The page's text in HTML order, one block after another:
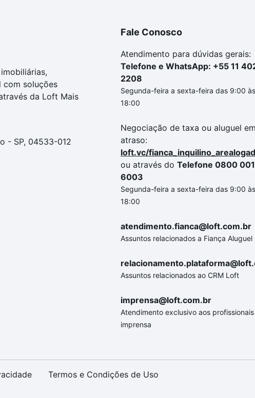
com soluções
da Loft Mais
- SP, 04533-012
Fale Conosco
Atendimento para dúvidas gerais:
Telefone e WhatsApp: +55 11
2208
Segunda-feira a sexta-feira das 9:00 às
18:00
Negociação de taxa ou aluguel em
atraso:
loft.vc/
ou através do Telefone 0800 001
6003
Segunda-feira a sexta-feira das 9:00 às
18:00
atendimento.fianca@loft.com.br
Assuntos relacionados a Fiança Aluguel
Assuntos relacionados ao CRM Loft
imprensa@loft.com.br
Atendimento exclusivo aos
imprensa
Termos e Condições de Uso